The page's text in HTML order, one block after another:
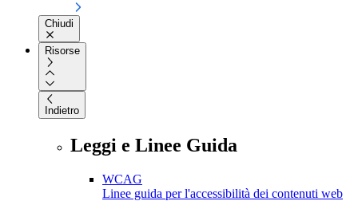
Chiudi
Risorse
Indietro
Leggi e Linee Guida
WCAG
Linee guida per l'accessibilità dei contenuti web